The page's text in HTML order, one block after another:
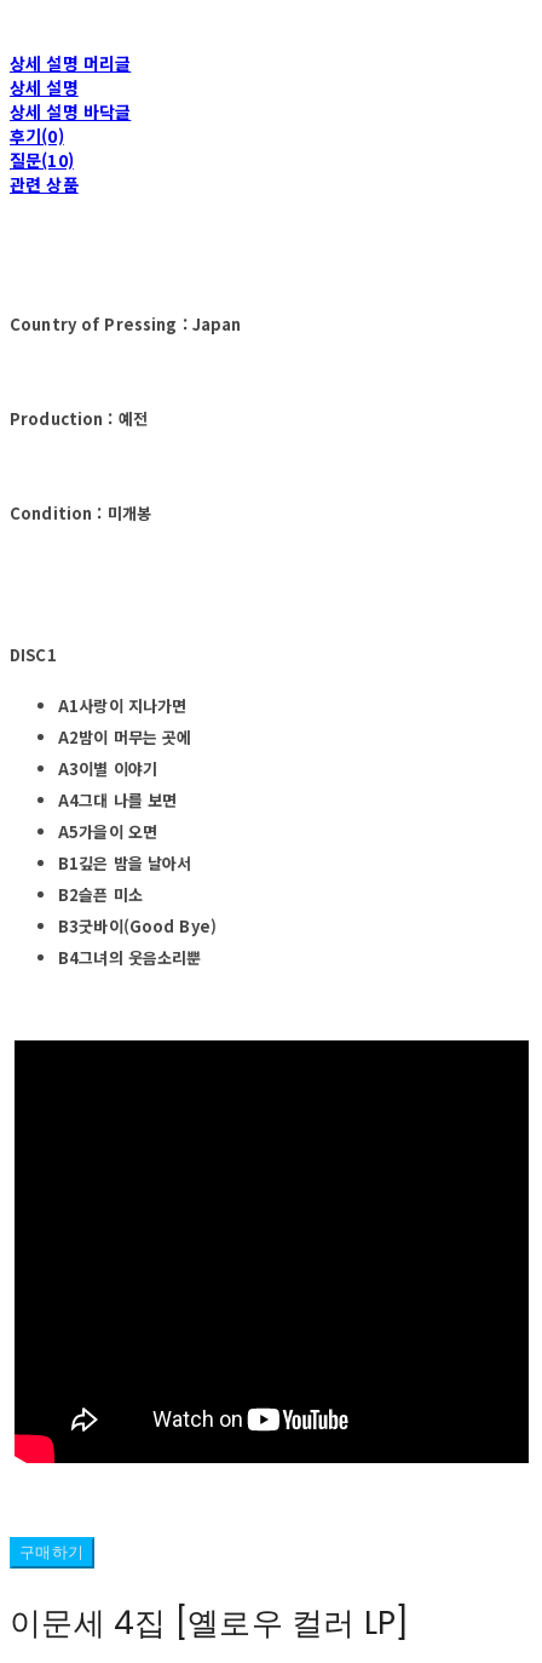
상세 설명 머리글
상세 설명
상세 설명 바닥글
후기(0)
질문(10)
관련 상품
Country of Pressing : Japan
Production : 예전
Condition : 미개봉
DISC1
A1사랑이 지나가면
A2밤이 머무는 곳에
A3이별 이야기
A4그대 나를 보면
A5가을이 오면
B1깊은 밤을 날아서
B2슬픈 미소
B3굿바이(Good Bye)
B4그녀의 웃음소리뿐
구매하기
이문세 4집 [옐로우 컬러 LP]